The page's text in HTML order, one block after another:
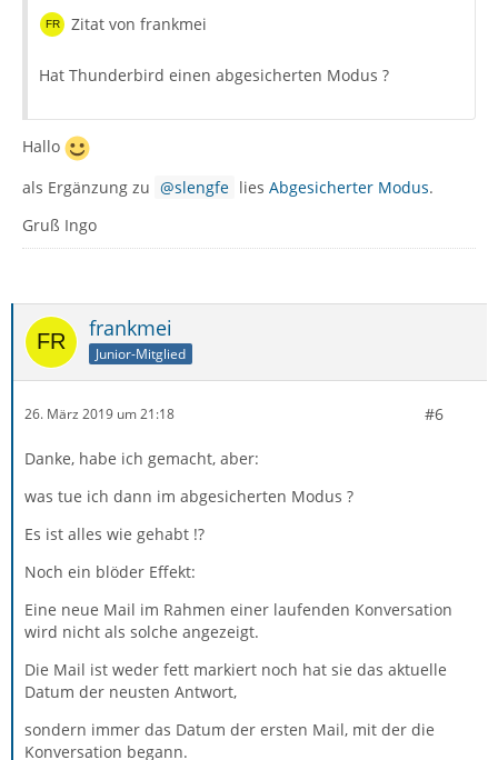
Zitat von frankmei
Hat Thunderbird einen abgesicherten Modus ?
Hallo
als Ergänzung zu
slengfe lies Abgesicherter Modus.
Gruß Ingo
frankmei
Junior-Mitglied
26. März 2019 um 21:18 #6
Danke, habe ich gemacht, aber:
was tue ich dann im abgesicherten Modus ?
Es ist alles wie gehabt !?
Noch ein blöder Effekt:
Eine neue Mail im Rahmen einer laufenden Konversation
wird nicht als solche angezeigt.
Die Mail ist weder fett markiert noch hat sie das aktuelle
Datum der neusten Antwort,
sondern immer das Datum der ersten Mail, mit der die
Konversation begann.